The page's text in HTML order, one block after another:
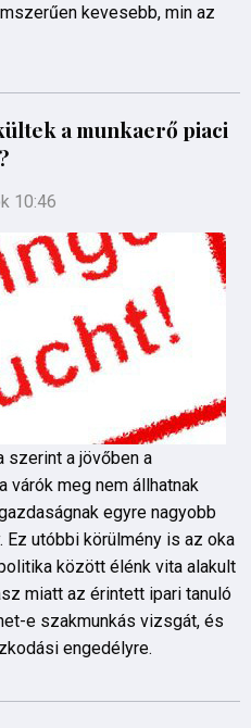
kevesebb, min az
a munkaerő piaci
10:46
szerint a jövőben a
várók meg nem állhatnak
egyre nagyobb
Ez utóbbi körülmény is az oka
között élénk vita alakult
miatt az érintett ipari tanuló
e szakmunkás vizsgát, és
engedélyre.